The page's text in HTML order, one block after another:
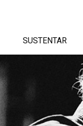
SUSTENTAR